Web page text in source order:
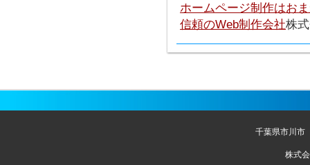
ホームページ制作はお
信頼のWeb制作会社株
千葉県市川市
株式